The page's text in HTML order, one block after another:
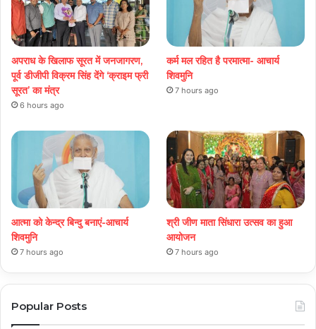
अपराध के खिलाफ सूरत में जनजागरण,
पूर्व डीजीपी विक्रम सिंह देंगे ‘क्राइम फ्री
सूरत’ का मंत्र
6 hours ago
कर्म मल रहित है परमात्मा- आचार्य
शिवमुनि
7 hours ago
आत्मा को केन्द्र बिन्दु बनाएं-आचार्य
शिवमुनि
7 hours ago
श्री जीण माता सिंधारा उत्सव का हुआ
आयोजन
7 hours ago
Popular Posts